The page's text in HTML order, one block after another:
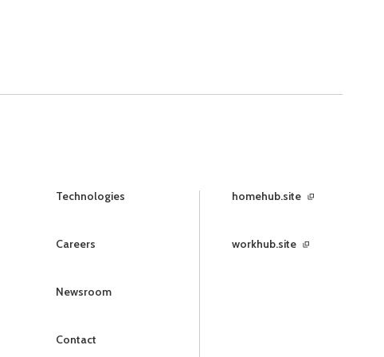
Technologies
Careers
Newsroom
Contact
homehub.site
workhub.site